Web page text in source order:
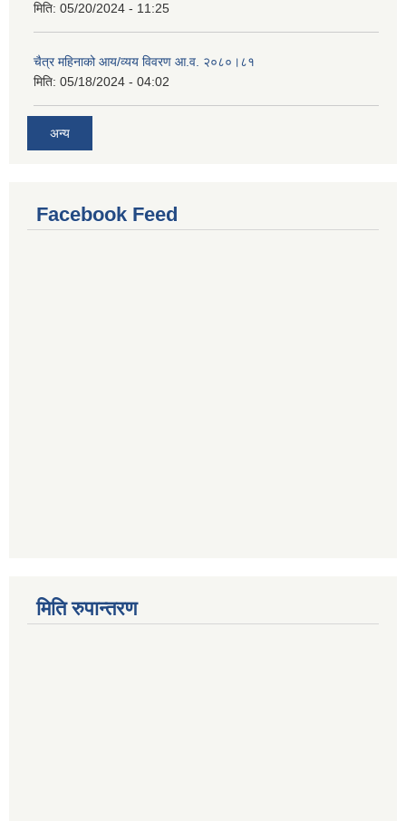
मिति: 05/20/2024 - 11:25
चैत्र महिनाको आय/व्यय विवरण आ.व. २०८०।८१
मिति: 05/18/2024 - 04:02
अन्य
Facebook Feed
मिति रुपान्तरण